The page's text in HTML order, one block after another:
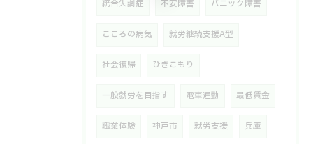
統合失調症 不安障害 パニック障害
こころの病気 就労継続支援A型
社会復帰 ひきこもり
一般就労を目指す 電車通勤 最低賃金
職業体験 神戸市 就労支援 兵庫